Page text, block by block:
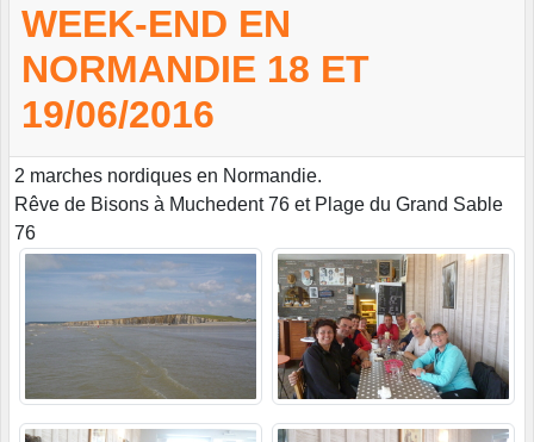
WEEK-END EN
NORMANDIE 18 ET
19/06/2016
2 marches nordiques en Normandie.
Rêve de Bisons à Muchedent 76 et Plage du Grand Sable
76